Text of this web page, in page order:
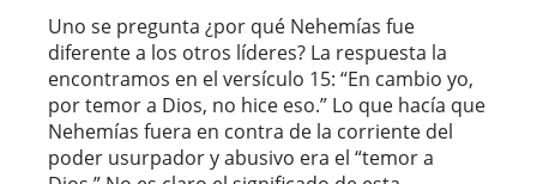
Uno se pregunta ¿por qué Nehemías fue
diferente a los otros líderes? La respuesta la
encontramos en el versículo 15: “En cambio yo,
por temor a Dios, no hice eso.” Lo que hacía que
Nehemías fuera en contra de la corriente del
poder usurpador y abusivo era el “temor a